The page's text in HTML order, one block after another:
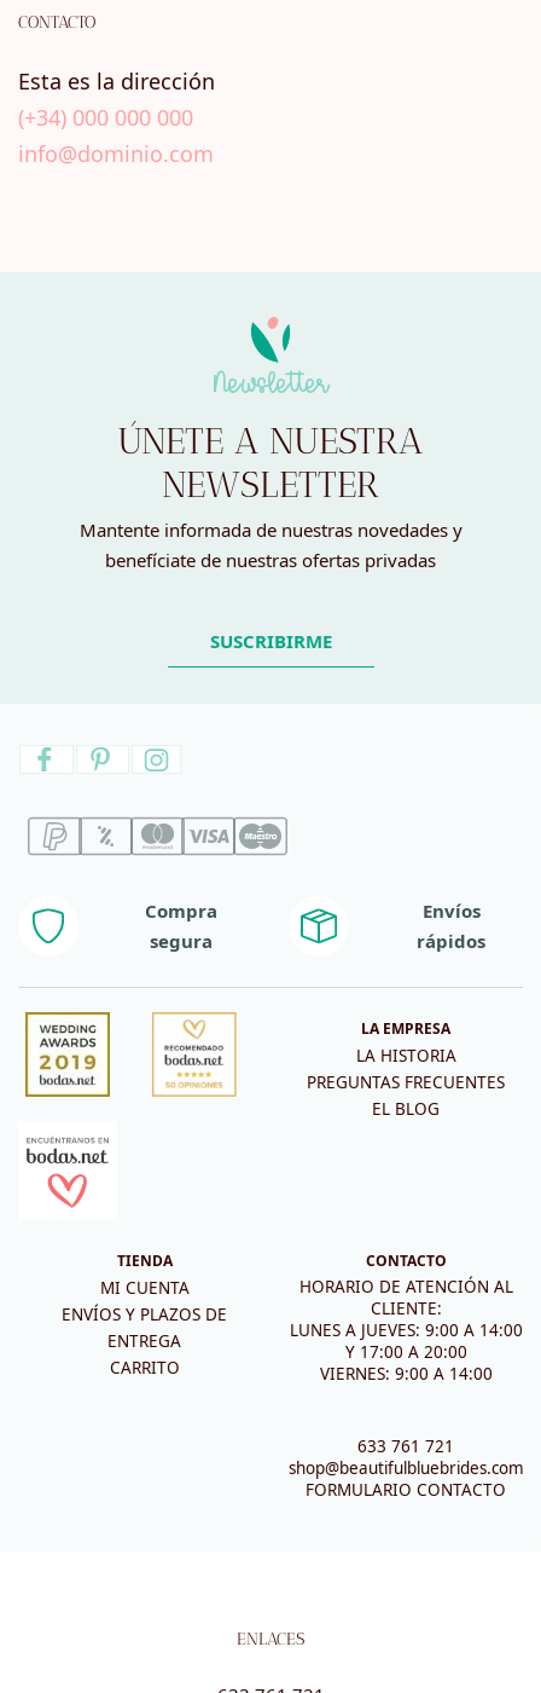
CONTACTO
Esta es la dirección
(+34) 000 000 000
info@dominio.com
Newsletter
ÚNETE A NUESTRA
NEWSLETTER
Mantente informada de nuestras novedades y
benefíciate de nuestras ofertas privadas
SUSCRIBIRME
Compra
segura
Envíos
rápidos
LA EMPRESA
LA HISTORIA
PREGUNTAS FRECUENTES
EL BLOG
TIENDA
MI CUENTA
ENVÍOS Y PLAZOS DE
ENTREGA
CARRITO
CONTACTO
HORARIO DE ATENCIÓN AL
CLIENTE:
LUNES A JUEVES: 9:00 A 14:00
Y 17:00 A 20:00
VIERNES: 9:00 A 14:00
633 761 721
shop@beautifulbluebrides.com
FORMULARIO CONTACTO
ENLACES